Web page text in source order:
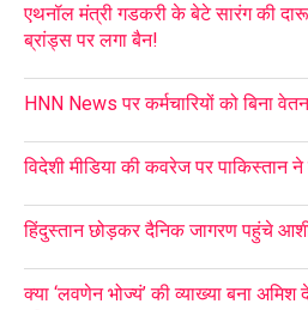
एथनॉल मंत्री गडकरी के बेटे सारंग की
ब्रांड्स पर लगा बैन!
HNN News पर कर्मचारियों को बिना
विदेशी मीडिया की कवरेज पर पाकिस्तान ने
हिंदुस्तान छोड़कर दैनिक जागरण पहुंचे
क्या ‘लवणेन भोज्यं’ की व्याख्या बना